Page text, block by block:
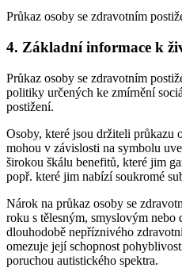
Průkaz osoby se zdravotním
4. Základní informace k
Průkaz osoby se zdravotním
politiky určených ke zmírnění
postižení.
Osoby, které jsou držiteli průkazu
mohou v závislosti na symbolu
širokou škálu benefitů, které jim
popř. které jim nabízí soukromé
Nárok na průkaz osoby se
roku s tělesným, smyslovým nebo
dlouhodobě nepříznivého
omezuje její schopnost
poruchou autistického spektra.